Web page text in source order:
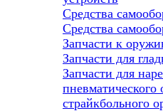
Средства
Средства
Запчасти к
Запчасти для
Запчасти для
пневматического
страйкбольного